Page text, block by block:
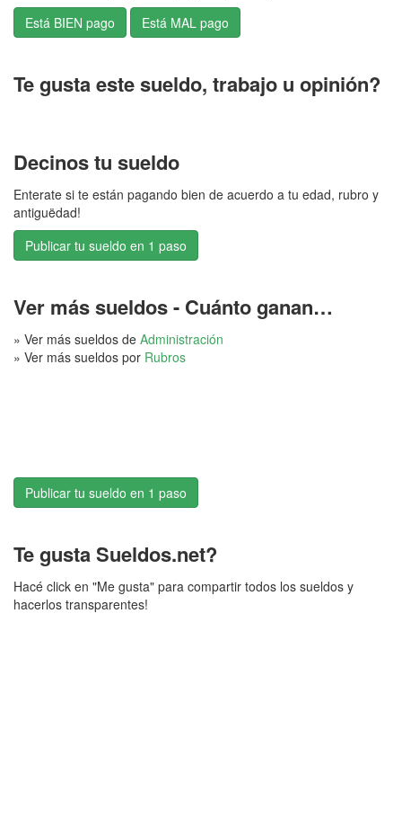
Te gusta este sueldo, trabajo u opinión?
Decinos tu sueldo
Enterate si te están pagando bien de acuerdo a tu edad, rubro y
antiguëdad!
Publicar tu sueldo en 1 paso
Ver más sueldos - Cuánto ganan…
» Ver más sueldos de Administración
» Ver más sueldos por Rubros
Publicar tu sueldo en 1 paso
Te gusta Sueldos.net?
Hacé click en "Me gusta" para compartir todos los sueldos y
hacerlos transparentes!